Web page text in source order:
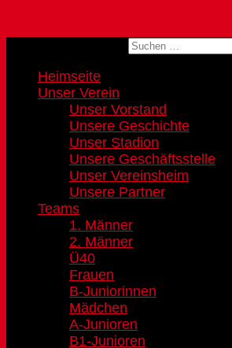
Heimseite
Unser Verein
Unser Vorstand
Unsere Geschichte
Unser Stadion
Unsere Geschäftsstelle
Unser Vereinsheim
Unsere Partner
Teams
1. Männer
2. Männer
Ü40
Frauen
B-Juniorinnen
Mädchen
A-Junioren
B1-Junioren